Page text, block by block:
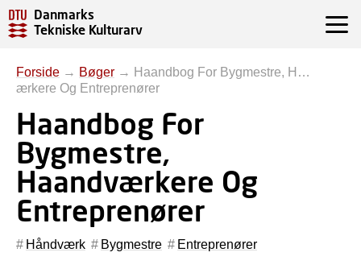
Danmarks
Tekniske Kulturarv
Forside → Bøger → Haandbog For Bygmestre, H…
ærkere Og Entreprenører
Haandbog For
Bygmestre,
Haandværkere Og
Entreprenører
Håndværk Bygmestre Entreprenører